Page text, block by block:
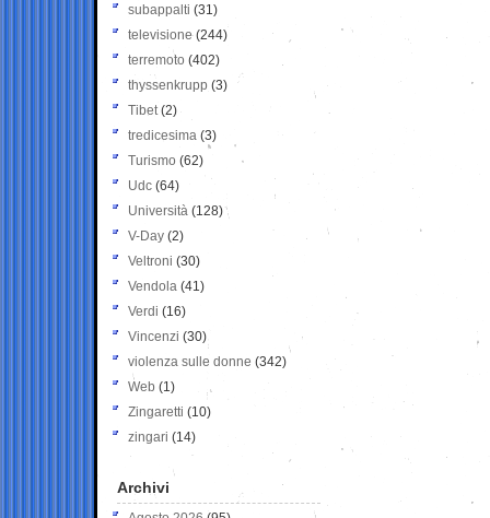
subappalti (31)
televisione(244)
terremoto (402)
thyssenkrupp (3)
Tibet(2)
tredicesima (3)
Turismo (62)
Udc (64)
Università (128)
V-Day (2)
Veltroni (30)
Vendola (41)
Verdi (16)
Vincenzi (30)
violenza sulle donne (342)
Web (1)
Zingaretti (10)
zingari (14)
Archivi